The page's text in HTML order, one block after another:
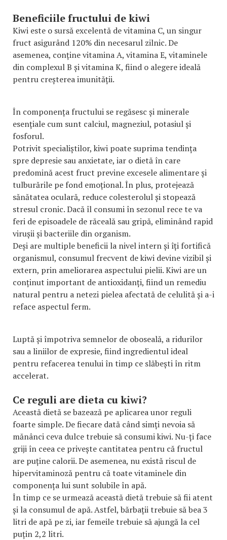
Beneficiile fructului de kiwi
Kiwi este o sursă excelentă de vitamina C, un singur
fruct asigurând 120% din necesarul zilnic. De
asemenea, conține vitamina A, vitamina E, vitaminele
din complexul B și vitamina K, fiind o alegere ideală
pentru creșterea imunității.
În componența fructului se regăsesc și minerale
esențiale cum sunt calciul, magneziul, potasiul și
fosforul.
Potrivit specialiștilor, kiwi poate suprima tendința
spre depresie sau anxietate, iar o dietă în care
predomină acest fruct previne excesele alimentare și
tulburările pe fond emoțional. În plus, protejează
sănătatea oculară, reduce colesterolul și stopează
stresul cronic. Dacă îl consumi în sezonul rece te va
feri de episoadele de răceală sau gripă, eliminând rapid
virușii și bacteriile din organism.
Deși are multiple beneficii la nivel intern și îți fortifică
organismul, consumul frecvent de kiwi devine vizibil și
extern, prin ameliorarea aspectului pielii. Kiwi are un
conținut important de antioxidanți, fiind un remediu
natural pentru a netezi pielea afectată de celulită și a-i
reface aspectul ferm.
Luptă și împotriva semnelor de oboseală, a ridurilor
sau a liniilor de expresie, fiind ingredientul ideal
pentru refacerea tenului în timp ce slăbești în ritm
accelerat.
Ce reguli are dieta cu kiwi?
Această dietă se bazează pe aplicarea unor reguli
foarte simple. De fiecare dată când simți nevoia să
mănânci ceva dulce trebuie să consumi kiwi. Nu-ți face
griji în ceea ce privește cantitatea pentru că fructul
are puține calorii. De asemenea, nu există riscul de
hipervitaminoză pentru că toate vitaminele din
componența lui sunt solubile în apă.
În timp ce se urmează această dietă trebuie să fii atent
și la consumul de apă. Astfel, bărbații trebuie să bea 3
litri de apă pe zi, iar femeile trebuie să ajungă la cel
puțin 2,2 litri.